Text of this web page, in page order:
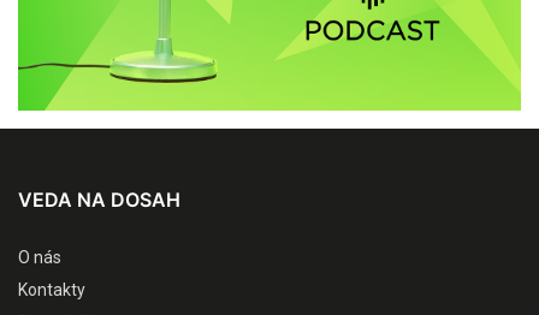
VEDA NA DOSAH
O nás
Kontakty